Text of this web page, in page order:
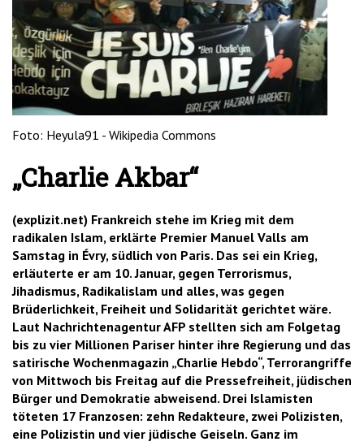
'2')
Foto: Heyula91 - Wikipedia Commons
„Charlie Akbar“
(explizit.net) Frankreich stehe im Krieg mit dem
radikalen Islam, erklärte Premier Manuel Valls am
Samstag in Évry, südlich von Paris. Das sei ein Krieg,
erläuterte er am 10. Januar, gegen Terrorismus,
Jihadismus, Radikalislam und alles, was gegen
Brüderlichkeit, Freiheit und Solidarität gerichtet wäre.
Laut Nachrichtenagentur AFP stellten sich am Folgetag
bis zu vier Millionen Pariser hinter ihre Regierung und das
satirische Wochenmagazin „Charlie Hebdo“, Terrorangriffe
von Mittwoch bis Freitag auf die Pressefreiheit, jüdischen
Bürger und Demokratie abweisend. Drei Islamisten
töteten 17 Franzosen: zehn Redakteure, zwei Polizisten,
eine Polizistin und vier jüdische Geiseln. Ganz im